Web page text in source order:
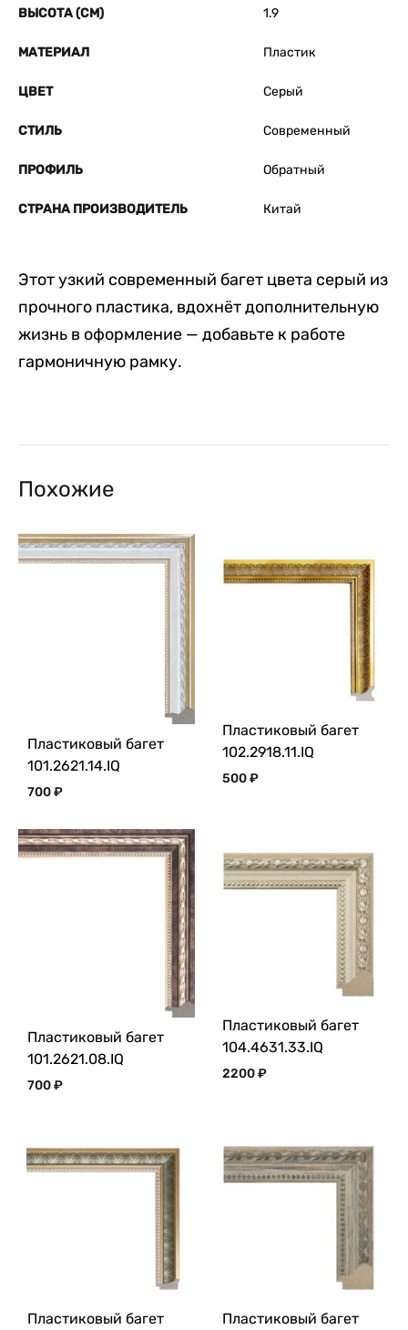
ВЫСОТА (СМ) 1.9
МАТЕРИАЛ Пластик
ЦВЕТ Серый
СТИЛЬ Современный
ПРОФИЛЬ Обратный
СТРАНА ПРОИЗВОДИТЕЛЬ Китай
Этот узкий современный багет цвета серый из
прочного пластика, вдохнёт дополнительную
жизнь в оформление — добавьте к работе
гармоничную рамку.
Похожие
Пластиковый багет
101.2621.14.IQ
700₽
Пластиковый багет
102.2918.11.IQ
500₽
Пластиковый багет
101.2621.08.IQ
700₽
Пластиковый багет
104.4631.33.IQ
2200₽
Пластиковый багет
Пластиковый багет